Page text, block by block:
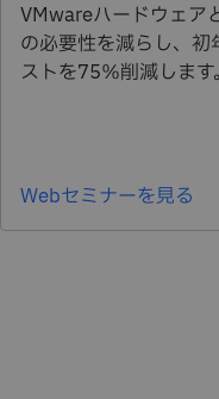
かつ効果的に管理でき
はこちら
VMwareハードウェア
の必要性を減らし、初
ストを75％削減します。
Webセミナーを見る